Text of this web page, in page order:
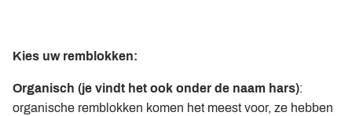
Kies uw remblokken:
Organisch (je vindt het ook onder de naam hars):
organische remblokken komen het meest voor, ze hebben